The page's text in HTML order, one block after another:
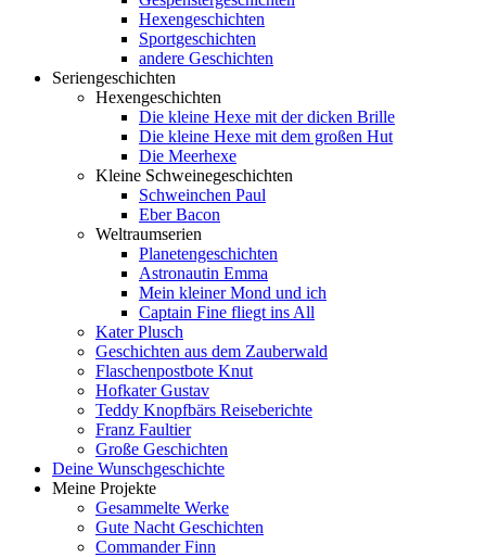
Hexengeschichten
Sportgeschichten
andere Geschichten
Seriengeschichten
Hexengeschichten
Die kleine Hexe mit der dicken Brille
Die kleine Hexe mit dem großen Hut
Die Meerhexe
Kleine Schweinegeschichten
Schweinchen Paul
Eber Bacon
Weltraumserien
Planetengeschichten
Astronautin Emma
Mein kleiner Mond und ich
Captain Fine fliegt ins All
Kater Plusch
Geschichten aus dem Zauberwald
Flaschenpostbote Knut
Hofkater Gustav
Teddy Knopfbärs Reiseberichte
Franz Faultier
Große Geschichten
Deine Wunschgeschichte
Meine Projekte
Gesammelte Werke
Gute Nacht Geschichten
Commander Finn